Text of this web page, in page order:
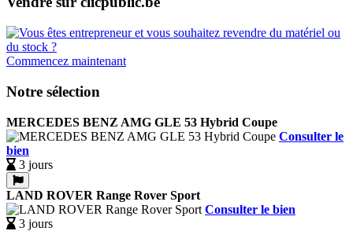
Commencez maintenant
Notre sélection
MERCEDES BENZ AMG GLE 53 Hybrid Coupe
Consulter le
bien
3 jours
LAND ROVER Range Rover Sport
Consulter le bien
3 jours